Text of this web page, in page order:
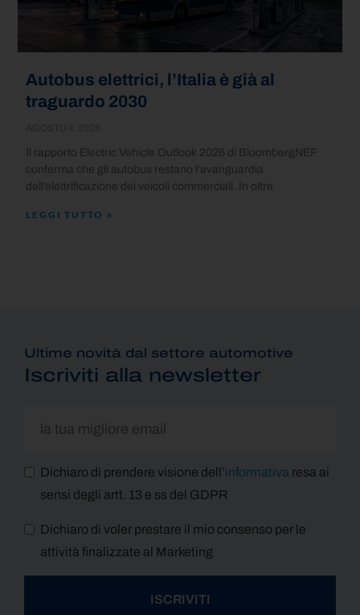
Autobus elettrici, l’Italia è già al
traguardo 2030
Il rapporto Electric Vehicle Outlook 2026 di BloombergNEF
conferma che gli autobus restano l’avanguardia
dell’elettrificazione dei veicoli commerciali. In oltre
LEGGI TUTTO »
Ultime novità dal settore automotive
Iscriviti alla newsletter
Dichiaro di prendere visione dell’informativa resa ai
sensi degli artt. 13 e ss del GDPR
Dichiaro di voler prestare il mio consenso per le
attività finalizzate al Marketing
ISCRIVITI